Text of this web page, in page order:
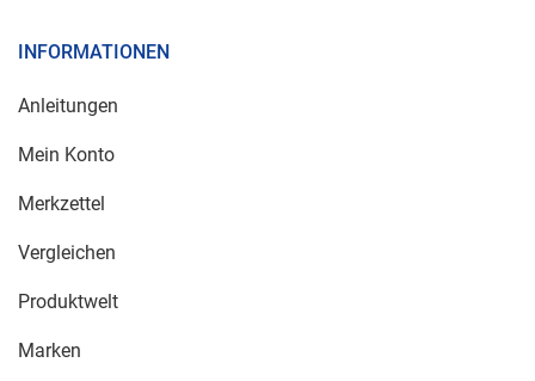
INFORMATIONEN
Anleitungen
Mein Konto
Merkzettel
Vergleichen
Produktwelt
Marken